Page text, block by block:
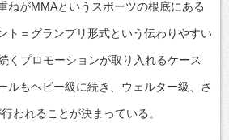
ねがMMAというスポーツの根底にある
ト＝グランプリ形式という伝わりやすい
くプロモーションが取り入れるケース
ルもヘビー級に続き、ウェルター級、さ
われることが決まっている。